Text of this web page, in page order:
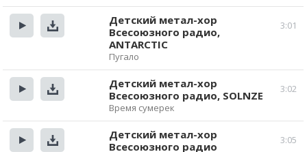
3:01
Детский метал-хор
Всесоюзного радио,
ANTARCTIC
Пугало
3:02
Детский метал-хор
Всесоюзного радио, SOLNZE
Время сумерек
3:05
Детский метал-хор
Всесоюзного радио